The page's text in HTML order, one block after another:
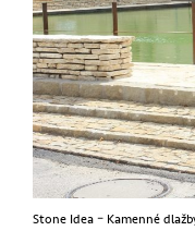
Stone Idea – Kamenné